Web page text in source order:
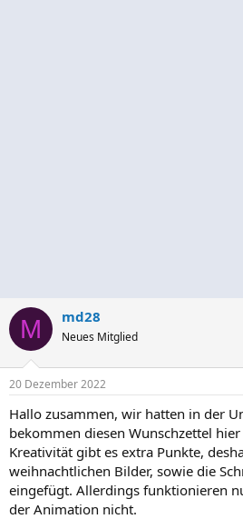
M md28
Neues Mitglied
20 Dezember 2022
Hallo zusammen, wir hatten in der
bekommen diesen Wunschzettel
Kreativität gibt es extra Punkte,
weihnachtlichen Bilder, sowie die
eingefügt. Allerdings funktionieren
der Animation nicht.